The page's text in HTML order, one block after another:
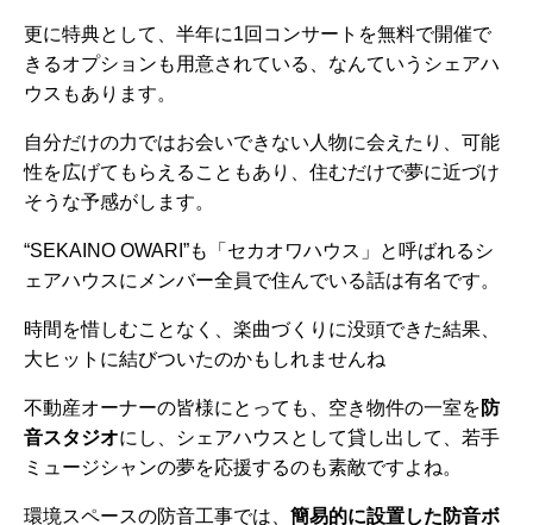
更に特典として、半年に1回コンサートを無料で開催で
きるオプションも用意されている、なんていうシェアハ
ウスもあります。
自分だけの力ではお会いできない人物に会えたり、可能
性を広げてもらえることもあり、住むだけで夢に近づけ
そうな予感がします。
“SEKAINO OWARI”も「セカオワハウス」と呼ばれるシ
ェアハウスにメンバー全員で住んでいる話は有名です。
時間を惜しむことなく、楽曲づくりに没頭できた結果、
大ヒットに結びついたのかもしれませんね
不動産オーナーの皆様にとっても、空き物件の一室を 防
音スタジオにし、シェアハウスとして貸し出して、若手
ミュージシャンの夢を応援するのも素敵ですよね。
環境スペースの防音工事では、 簡易的に設置した防音ボ